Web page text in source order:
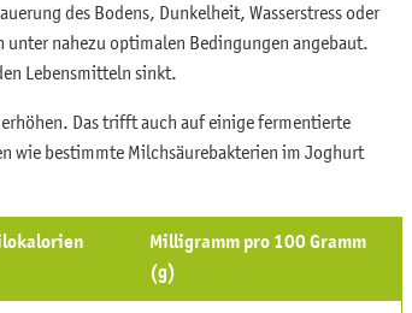
des Bodens, Dunkelheit, Wasserstress oder
nahezu optimalen Bedingungen angebaut.
Lebensmitteln sinkt.
Das trifft auch auf einige fermentierte
wie bestimmte Milchsäurebakterien im Joghurt
Milligramm pro 100 Gramm
(g)